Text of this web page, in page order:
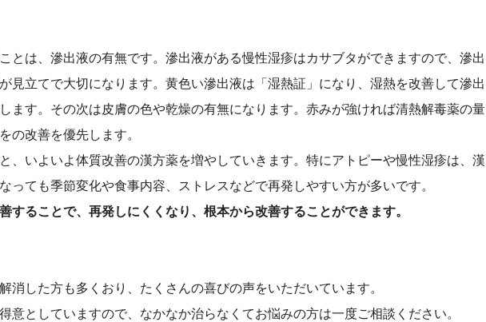
とは、滲出液の有無です。滲出液がある慢性湿疹はカサブタができますので、滲出
見立てで大切になります。黄色い滲出液は「湿熱証」になり、湿熱を改善して滲出
ます。その次は皮膚の色や乾燥の有無になります。赤みが強ければ清熱解毒薬の量
の改善を優先します。
、いよいよ体質改善の漢方薬を増やしていきます。特にアトピーや慢性湿疹は、漢
っても季節変化や食事内容、ストレスなどで再発しやすい方が多いです。
することで、再発しにくくなり、根本から改善することができます。
消した方も多くおり、たくさんの喜びの声をいただいています。
意としていますので、なかなか治らなくてお悩みの方は一度ご相談ください。